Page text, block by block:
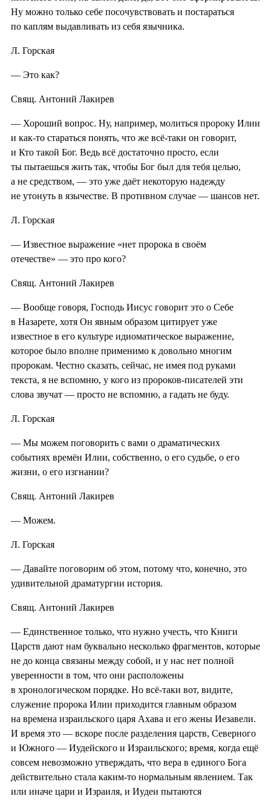
Ну можно только себе посочувствовать и постараться
по каплям выдавливать из себя язычника.
Л. Горская
— Это как?
Свящ. Антоний Лакирев
— Хороший вопрос. Ну, например, молиться пророку Илии
и как-то стараться понять, что же всё-таки он говорит,
и Кто такой Бог. Ведь всё достаточно просто, если
ты пытаешься жить так, чтобы Бог был для тебя целью,
а не средством, — это уже даёт некоторую надежду
не утонуть в язычестве. В противном случае — шансов нет.
Л. Горская
— Известное выражение «нет пророка в своём
отечестве» — это про кого?
Свящ. Антоний Лакирев
— Вообще говоря, Господь Иисус говорит это о Себе
в Назарете, хотя Он явным образом цитирует уже
известное в его культуре идиоматическое выражение,
которое было вполне применимо к довольно многим
пророкам. Честно сказать, сейчас, не имея под руками
текста, я не вспомню, у кого из пророков-писателей эти
слова звучат — просто не вспомню, а гадать не буду.
Л. Горская
— Мы можем поговорить с вами о драматических
событиях времён Илии, собственно, о его судьбе, о его
жизни, о его изгнании?
Свящ. Антоний Лакирев
— Можем.
Л. Горская
— Давайте поговорим об этом, потому что, конечно, это
удивительной драматургии история.
Свящ. Антоний Лакирев
— Единственное только, что нужно учесть, что Книги
Царств дают нам буквально несколько фрагментов, которые
не до конца связаны между собой, и у нас нет полной
уверенности в том, что они расположены
в хронологическом порядке. Но всё-таки вот, видите,
служение пророка Илии приходится главным образом
на времена израильского царя Ахава и его жены Иезавели.
И время это — вскоре после разделения царств, Северного
и Южного — Иудейского и Израильского; время, когда ещё
совсем невозможно утверждать, что вера в единого Бога
действительно стала каким-то нормальным явлением. Так
или иначе цари и Израиля, и Иудеи пытаются